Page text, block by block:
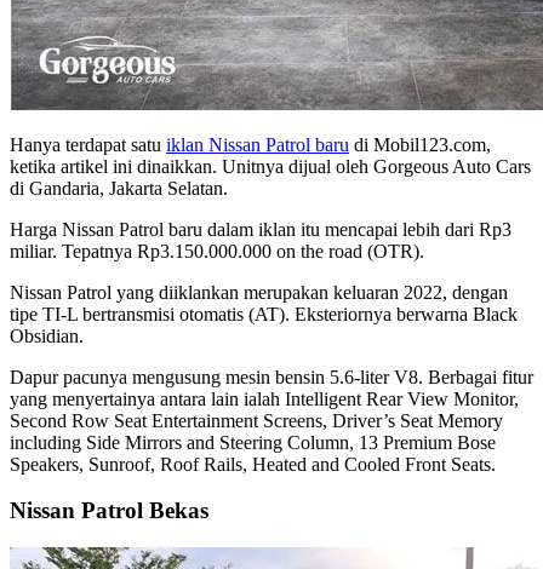
Hanya terdapat satu iklan Nissan Patrol baru di Mobil123.com,
ketika artikel ini dinaikkan. Unitnya dijual oleh Gorgeous Auto Cars
di Gandaria, Jakarta Selatan.
Harga Nissan Patrol baru dalam iklan itu mencapai lebih dari Rp3
miliar. Tepatnya Rp3.150.000.000 on the road (OTR).
Nissan Patrol yang diiklankan merupakan keluaran 2022, dengan
tipe TI-L bertransmisi otomatis (AT). Eksteriornya berwarna Black
Obsidian.
Dapur pacunya mengusung mesin bensin 5.6-liter V8. Berbagai fitur
yang menyertainya antara lain ialah Intelligent Rear View Monitor,
Second Row Seat Entertainment Screens, Driver’s Seat Memory
including Side Mirrors and Steering Column, 13 Premium Bose
Speakers, Sunroof, Roof Rails, Heated and Cooled Front Seats.
Nissan Patrol Bekas